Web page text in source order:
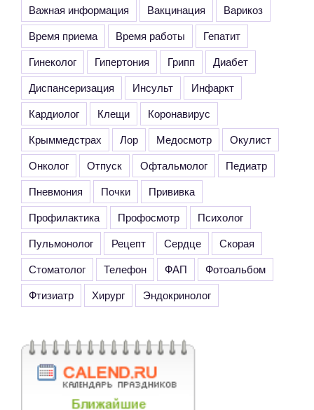
Важная информация
Вакцинация
Варикоз
Время приема
Время работы
Гепатит
Гинеколог
Гипертония Грипп
Диабет
Диспансеризация
Инсульт
Инфаркт
Кардиолог
Клещи
Коронавирус
Крыммедстрах
Лор Медосмотр
Окулист
Онколог
Отпуск Офтальмолог
Педиатр
Пневмония
Почки
Прививка
Профилактика
Профосмотр
Психолог
Пульмонолог
Рецепт Сердце
Скорая
Стоматолог
Телефон ФАП
Фотоальбом
Фтизиатр
Хирург Эндокринолог